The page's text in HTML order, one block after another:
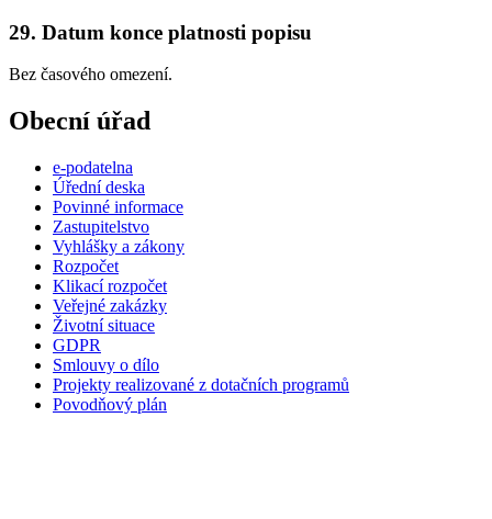
29. Datum konce platnosti popisu
Bez časového omezení.
Obecní úřad
e-podatelna
Úřední deska
Povinné informace
Zastupitelstvo
Vyhlášky a zákony
Rozpočet
Klikací rozpočet
Veřejné zakázky
Životní situace
GDPR
Smlouvy o dílo
Projekty realizované z dotačních programů
Povodňový plán